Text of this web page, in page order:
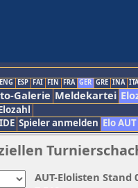
ENG ESP FAI FIN FRA GER GRE INA ITA
Galerie Meldekartei
Spieler anmelden Elo AUT
AUT-Elolisten Stand